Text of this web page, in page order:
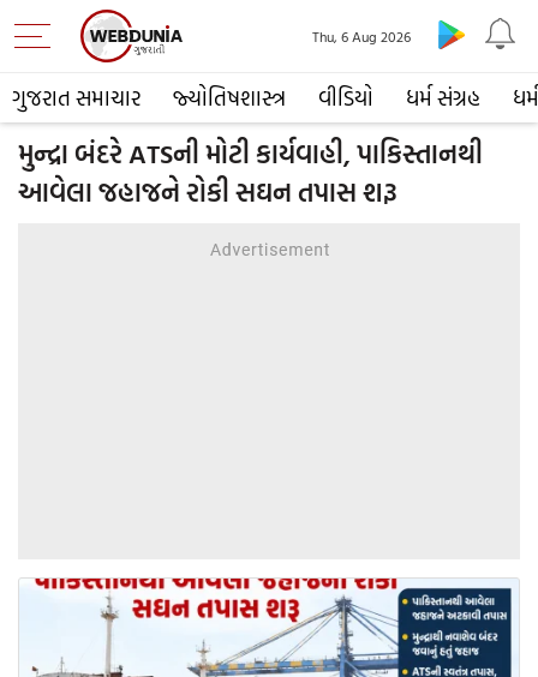
ગુજરાત સમાચાર જ્યોતિષશાસ્ત્ર વીડિયો ધર્મ સંગ્રહ ધર્મ
Thu, 6 Aug 2026
મુન્દ્રા બંદરે ATSની મોટી કાર્યવાહી, પાકિસ્તાનથી
આવેલા જહાજને રોકી સઘન તપાસ શરૂ